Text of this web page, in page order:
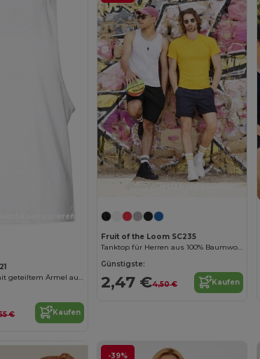
Jetzt konfigurieren!
Herren-T-Shirt mit geteiltem Ärmel aus Baumwolle
€ Kaufen
Jetzt konfigurieren!
Fruit of the Loom SC235
Tanktop für Herren aus 100% Baumwolle
Günstigste:
2,47 €4,50 € Kaufen
-39%